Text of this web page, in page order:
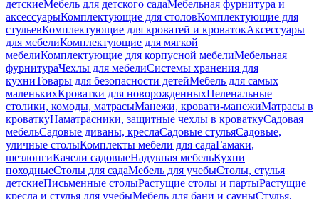
детскиеМебель для детского садаМебельная фурнитура и
аксессуарыКомплектующие для столовКомплектующие для
стульевКомплектующие для кроватей и кроватокАксессуары
для мебелиКомплектующие для мягкой
мебелиКомплектующие для корпусной мебелиМебельная
фурнитураЧехлы для мебелиСистемы хранения для
кухниТовары для безопасности детейМебель для самых
маленькихКроватки для новорожденныхПеленальные
столики, комоды, матрасыМанежи, кровати-манежиМатрасы в
кроваткуНаматрасники, защитные чехлы в кроваткуСадовая
мебельСадовые диваны, креслаСадовые стульяСадовые,
уличные столыКомплекты мебели для садаГамаки,
шезлонгиКачели садовыеНадувная мебельКухни
походныеСтолы для садаМебель для учебыСтолы, стулья
детскиеПисьменные столыРастущие столы и партыРастущие
кресла и стулья для учебыМебель для бани и сауныСтулья,